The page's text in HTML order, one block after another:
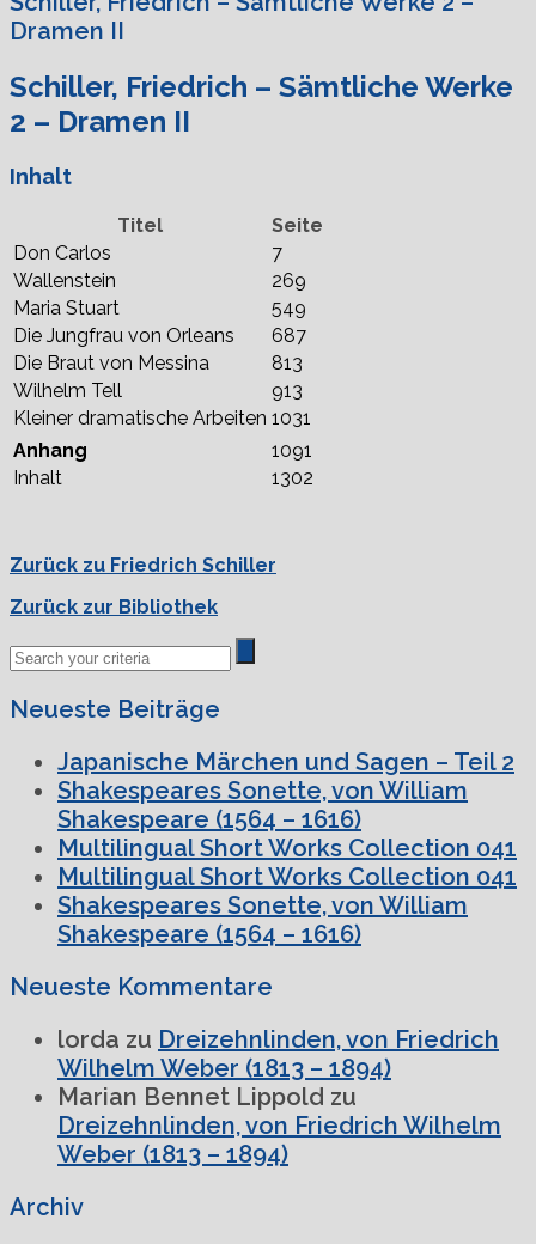
Dramen II
Schiller, Friedrich – Sämtliche Werke
2 – Dramen II
Inhalt
Titel
Seite
Don Carlos
7
Wallenstein
269
Maria Stuart
549
Die Jungfrau von Orleans
687
Die Braut von Messina
813
Wilhelm Tell
913
Kleiner dramatische Arbeiten 1031
Anhang
1091
Inhalt
1302
Zurück zu Friedrich Schiller
Zurück zur Bibliothek
Neueste Beiträge
Japanische Märchen und Sagen – Teil 2
Shakespeares Sonette, von William
Shakespeare (1564 – 1616)
Multilingual Short Works Collection 041
Multilingual Short Works Collection 041
Shakespeares Sonette, von William
Shakespeare (1564 – 1616)
Neueste Kommentare
lorda zu Dreizehnlinden, von Friedrich
Wilhelm Weber (1813 – 1894)
Marian Bennet Lippold zu
Dreizehnlinden, von Friedrich Wilhelm
Weber (1813 – 1894)
Archiv